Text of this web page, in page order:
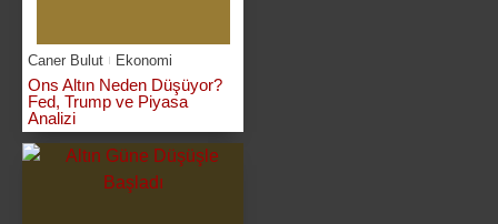
Caner Bulut Ekonomi
Ons Altın Neden Düşüyor?
Fed, Trump ve Piyasa
Analizi